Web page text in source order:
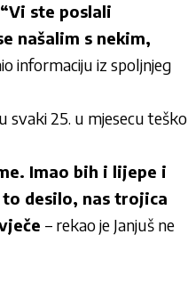
ste poslali
našalim s nekim,
informaciju iz spoljnjeg
svaki 25. u mjesecu teško
Imao bih i lijepe i
desilo, nas trojica
– rekao je Janjuš ne